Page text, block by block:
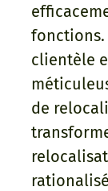
fonctions.
clientèle
de